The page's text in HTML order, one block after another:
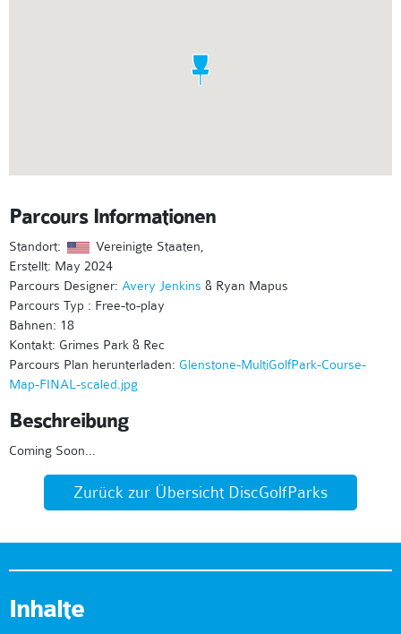
Parcours Informationen
Standort:
Vereinigte Staaten,
Erstellt: May 2024
Parcours Designer: Avery Jenkins & Ryan Mapus
Parcours Typ : Free-to-play
Bahnen: 18
Kontakt: Grimes Park & Rec
Parcours Plan herunterladen: Glenstone-MultiGolfPark-Course-
Map-FINAL-scaled.jpg
Beschreibung
Coming Soon…
Zurück zur Übersicht DiscGolfParks
Inhalte